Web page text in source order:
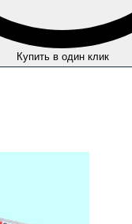
Купить в один клик